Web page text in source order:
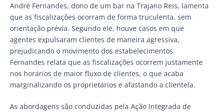
André Fernandes, dono de um bar na Trajano Reis, lamenta
que as fiscalizações ocorram de forma truculenta, sem
orientação prévia. Segundo ele, houve casos em que
agentes expulsaram clientes de maneira agressiva,
prejudicando o movimento dos estabelecimentos.
Fernandes relata que as fiscalizações ocorrem justamente
nos horários de maior fluxo de clientes, o que acaba
marginalizando os proprietários e afastando a clientela.
As abordagens são conduzidas pela Ação Integrada de